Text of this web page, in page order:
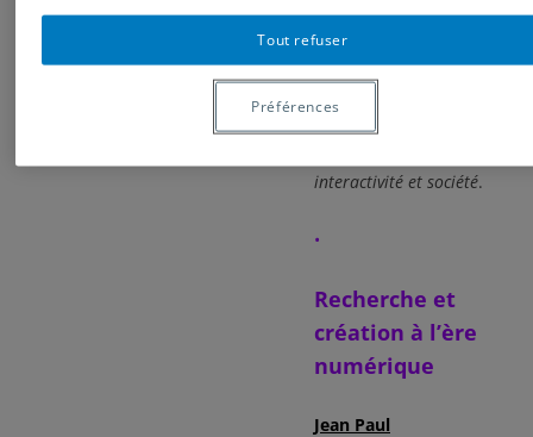
aux outils mis en
œuvre pour développer
cette exploration
l’édition à venir du
interactivité et société.
•
Recherche et
création à l’ère
numérique
Jean Paul
Tout refuser
Préférences